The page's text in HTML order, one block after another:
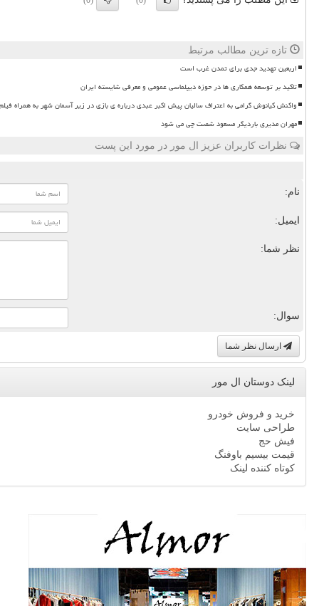
تازه ترین مطالب مرتبط
اربعین تهدید جدی برای تمدن غرب است
تاکید بر توسعه همکاری ها در حوزه دیپلماسی عمومی و معرفی شایسته ایران
واکنش کیانوش گرامی به اعتراف سالیان پیش اکبر عبدی درباره ی بازی در زیر آسمان شهر به همراه فیلم
مهران مدیری باردیگر مسعود شصت چی می شود
نظرات کاربران عزیز ال مور در مورد این پست
نام:
ایمیل:
نظر شما:
سوال:
ارسال نظر شما
لینک دوستان ال مور
خرید و فروش خودرو
طراحی سایت
فیش حج
قیمت بیسیم باوفنگ
کوتاه کننده لینک